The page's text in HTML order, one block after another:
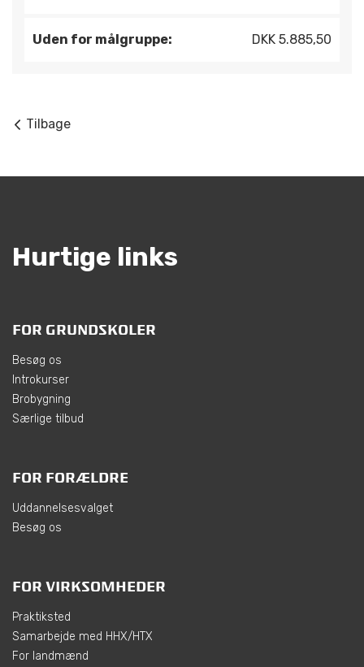
Uden for målgruppe: DKK 5.885,50
Tilbage
Hurtige links
FOR GRUNDSKOLER
Besøg os
Introkurser
Brobygning
Særlige tilbud
FOR FORÆLDRE
Uddannelsesvalget
Besøg os
FOR VIRKSOMHEDER
Praktiksted
Samarbejde med HHX/HTX
For landmænd